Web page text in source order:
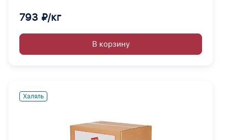
793 ₽/кг
В корзину
Халяль